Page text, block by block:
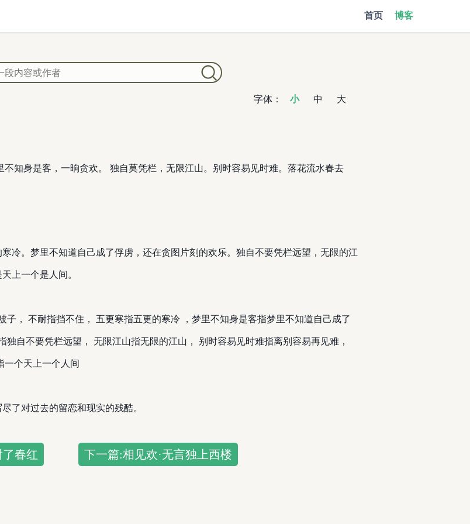
首页 博客
字体： 小 中 大
知身是客，一晌贪欢。 独自莫凭栏，无限江山。别时容易见时难。落花流水春去
冷。梦里不知道自己成了俘虏，还在贪图片刻的欢乐。独自不要凭栏远望，无限的江
上一个是人间。
， 不耐指挡不住， 五更寒指五更的寒冷 ，梦里不知身是客指梦里不知道自己成了
自不要凭栏远望， 无限江山指无限的江山， 别时容易见时难指离别容易再见难，
一个天上一个人间
了对过去的留恋和现实的残酷。
了春红 下一篇:相见欢·无言独上西楼